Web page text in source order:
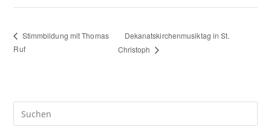
Stimmbildung mit Thomas
Ruf
Dekanatskirchenmusiktag in St.
Christoph